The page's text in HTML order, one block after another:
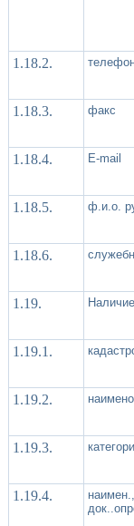
1.18.2.
1.18.3. факс
1.18.4. Е-mail
1.18.5. ф.и.о.
1.18.6.
1.19.
1.19.1.
1.19.2.
1.19.3.
1.19.4.